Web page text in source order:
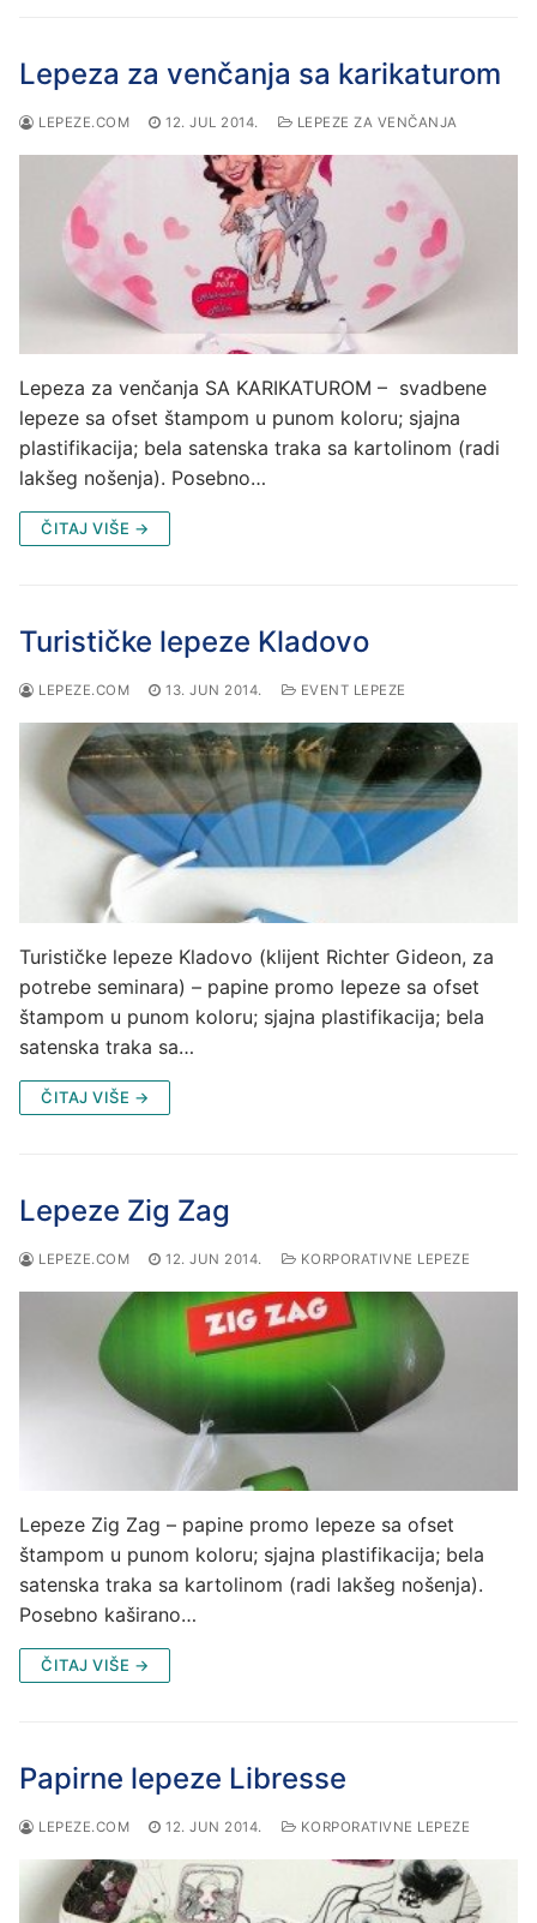
Lepeza za venčanja sa karikaturom
LEPEZE.COM 12. JUL 2014. LEPEZE ZA VENČANJA
Lepeza za venčanja SA KARIKATUROM – svadbene
lepeze sa ofset štampom u punom koloru; sjajna
plastifikacija; bela satenska traka sa kartolinom (radi
lakšeg nošenja). Posebno…
ČITAJ VIŠE →
Turističke lepeze Kladovo
LEPEZE.COM 13. JUN 2014. EVENT LEPEZE
Turističke lepeze Kladovo (klijent Richter Gideon, za
potrebe seminara) – papine promo lepeze sa ofset
štampom u punom koloru; sjajna plastifikacija; bela
satenska traka sa…
ČITAJ VIŠE →
Lepeze Zig Zag
LEPEZE.COM 12. JUN 2014. KORPORATIVNE LEPEZE
Lepeze Zig Zag – papine promo lepeze sa ofset
štampom u punom koloru; sjajna plastifikacija; bela
satenska traka sa kartolinom (radi lakšeg nošenja).
Posebno kaširano…
ČITAJ VIŠE →
Papirne lepeze Libresse
LEPEZE.COM 12. JUN 2014. KORPORATIVNE LEPEZE